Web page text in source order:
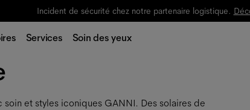
Incident de sécurité chez notre partenaire logistique.
Services Soin des yeux
et styles iconiques GANNI. Des solaires de